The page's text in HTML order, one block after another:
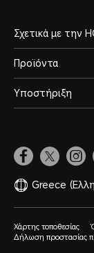
Σχετικά με την
Προϊόντα
Υποστήριξη
Greece
Χάρτης τοποθεσίας
Δήλωση προστασίας